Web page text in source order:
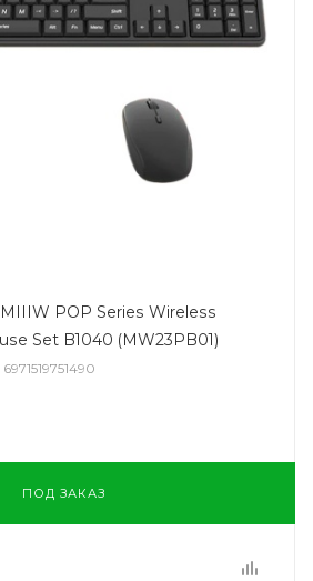
POP Series Wireless
Set B1040 (MW23PB01)
ПОД ЗАКАЗ